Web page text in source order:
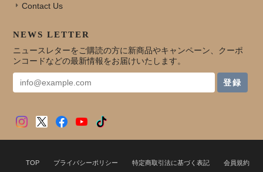
Contact Us
NEWS LETTER
ニュースレターをご購読の方に新商品やキャンペーン、クーポ
ンコードなどの最新情報をお届けいたします。
登録
TOP プライバシーポリシー 特定商取引法に基づく表記 会員規約